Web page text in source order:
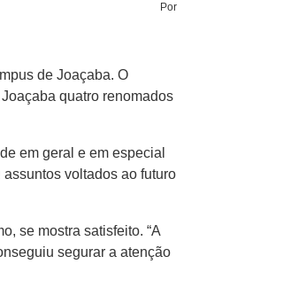
Por
de Joaçaba. O
quatro renomados
em geral e em especial
voltados ao futuro
se mostra satisfeito. “A
segurar a atenção